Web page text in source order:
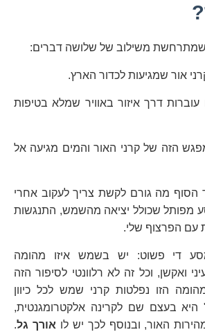
שמתרחשת משילוב של שלושה דברים:
אור שמגיעות לכדור הארץ.
עוברות דרך איזור באוויר שמלא בטיפות
הזה של קרני האור והמים מגיעה אל
הסוף מה גורם לקשת צריך לעקוב אחרי
מפותל שכולל יציאה מהשמש, התנגשות
עם הפרצוף שלי.
די פשוט: יש בשמש איזו מהומה
ואקשן, וכל זה לא רלוונטי לסיפור הזה
הזו נפלטות קרני שמש לכל כיוון
בעצם שם לקרינה אלקטרומגנטית,
האור, ובנוסף לכך יש לואורך גל.